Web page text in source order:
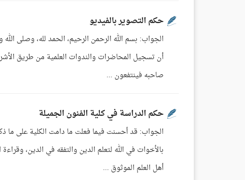
حكم التصوير بالفيديو
الجواب: بسم الله الرحمن الرحيم، الحمد لله، وصلى
أن تسجيل المحاضرات والندوات العلمية من طريق
صاحبه فينتفعون ...
حكم الدراسة في كلية الفنون الجميلة
الجواب: قد أحسنت فيما فعلت ما دامت الكلية على
بالأخوات في الله لتعلم الدين والتفقه في الدين،
أهل العلم الموثوق ...